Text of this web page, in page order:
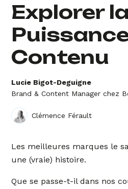
Explorer
Contenu
Lucie Bigot-Deguigne
Brand & Content Manager chez
Clémence Férault
Les meilleures marques le
une (vraie) histoire.
Que se passe-t-il dans nos